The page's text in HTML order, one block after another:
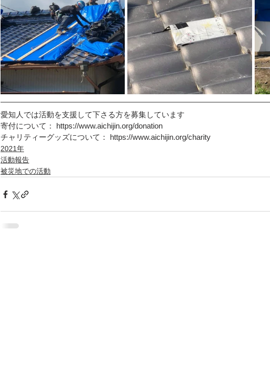
愛知人では活動を支援して下さる方を募集しています
寄付について： https://www.aichijin.org/donation
チャリティーグッズについて： https://www.aichijin.org/charity
2021年
活動報告
被災地での活動